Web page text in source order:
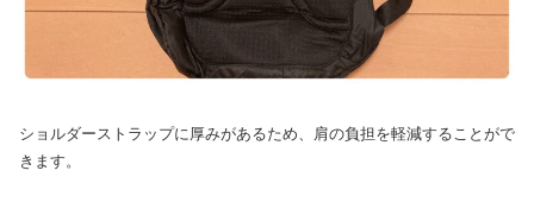
ショルダーストラップに厚みがあるため、肩の負担を軽減することがで
きます。